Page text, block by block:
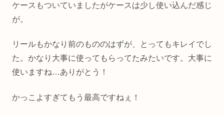
ケースもついていましたがケースは少し使い込んだ感じ
が。
リールもかなり前のもののはずが、とってもキレイでし
た。かなり大事に使ってもらってたみたいです。大事に
使いますね…ありがとう！
かっこよすぎてもう最高ですねぇ！